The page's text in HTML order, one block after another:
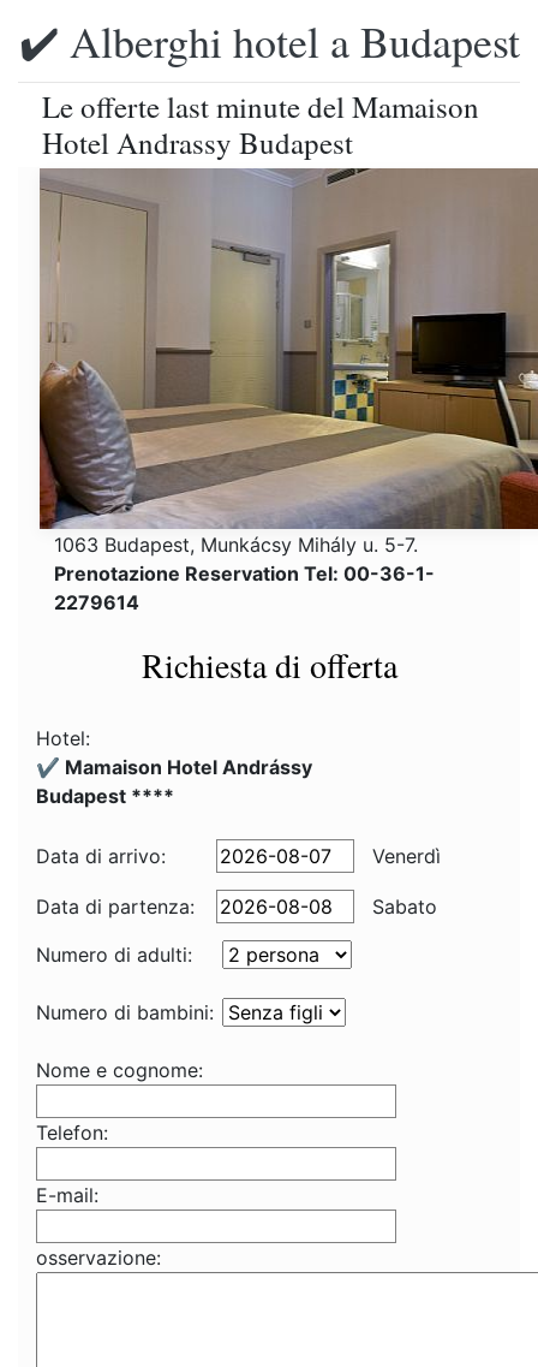
✔️ Alberghi hotel a Budapest
Le offerte last minute del Mamaison
Hotel Andrassy Budapest
1063 Budapest, Munkácsy Mihály u. 5-7.
Prenotazione Reservation Tel: 00-36-1-
2279614
Richiesta di offerta
Hotel:
✔️ Mamaison Hotel Andrássy
Budapest ****
Data di arrivo: Venerdì
Data di partenza:
Sabato
Numero di adulti:
Numero di bambini:
Nome e cognome:
Telefon:
E-mail:
osservazione: